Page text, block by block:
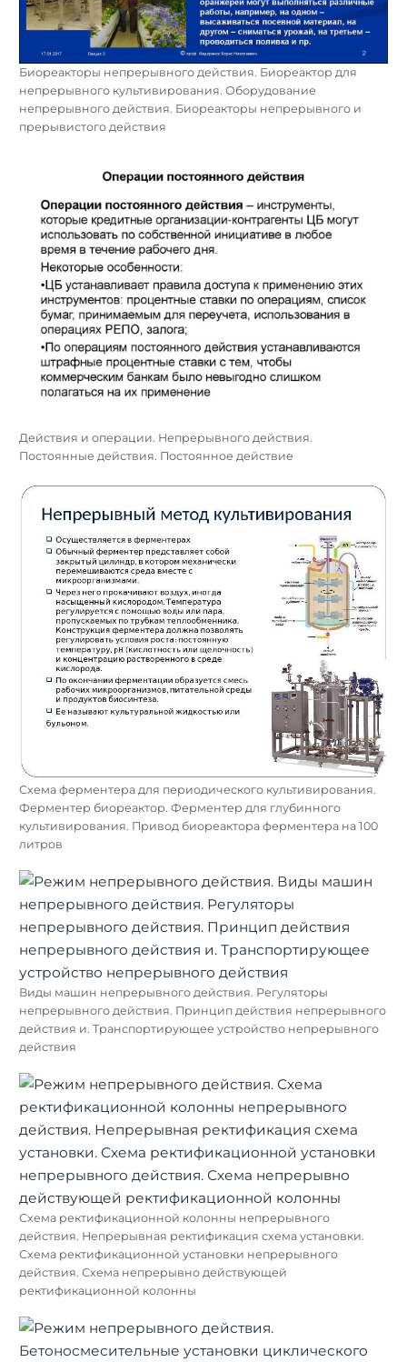
Биореакторы непрерывного действия. Биореактор для
непрерывного культивирования. Оборудование
непрерывного действия. Биореакторы непрерывного и
прерывистого действия
Действия и операции. Непрерывного действия.
Постоянные действия. Постоянное действие
Схема ферментера для периодического культивирования.
Ферментер биореактор. Ферментер для глубинного
культивирования. Привод биореактора ферментера на 100
литров
Виды машин непрерывного действия. Регуляторы
непрерывного действия. Принцип действия непрерывного
действия и. Транспортирующее устройство непрерывного
действия
Схема ректификационной колонны непрерывного
действия. Непрерывная ректификация схема установки.
Схема ректификационной установки непрерывного
действия. Схема непрерывно действующей
ректификационной колонны
Найти: